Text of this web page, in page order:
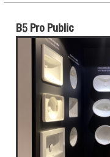
B5 Pro Public